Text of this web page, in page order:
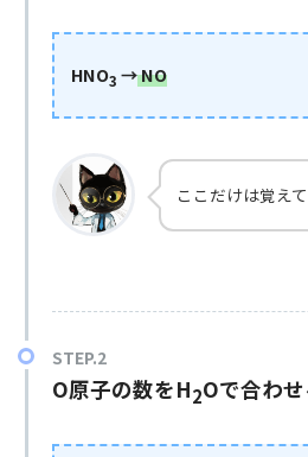
HNO3 →NO
ここだけは覚え
O原子の数をH2Oで合わせ